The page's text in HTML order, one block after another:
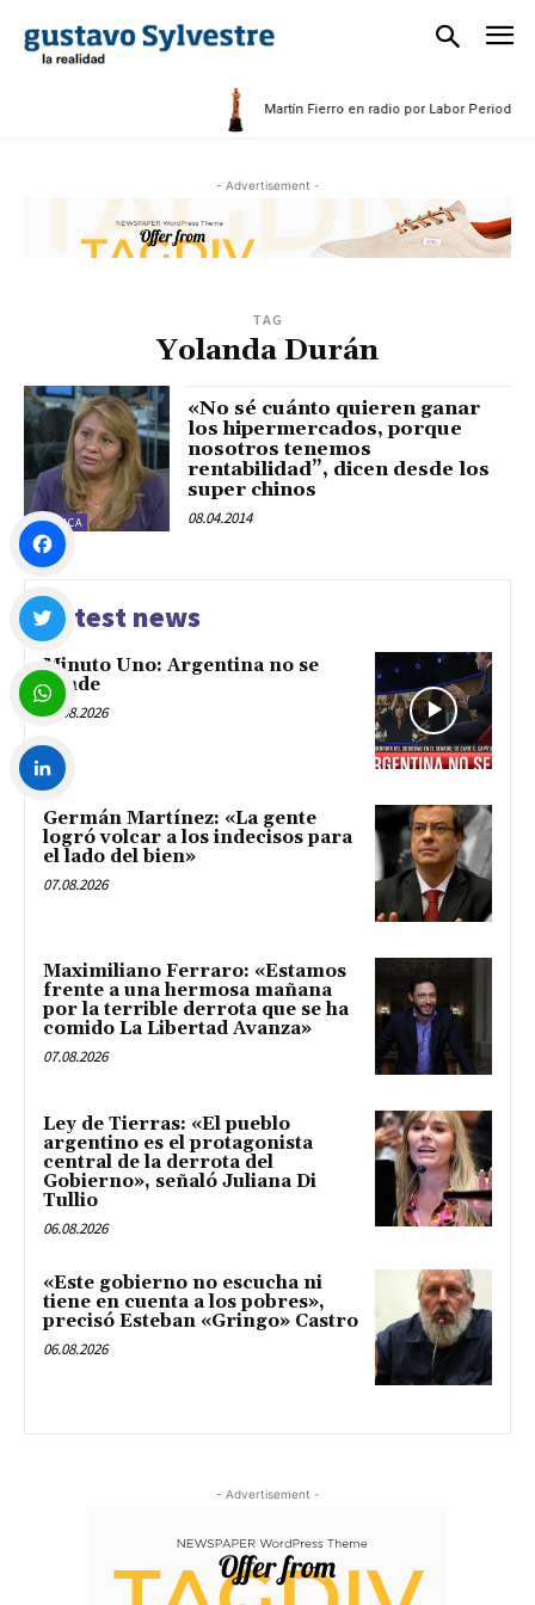
Martín Fierro en radio por Labor
- Advertisement -
TAG
Yolanda Durán
POLÍTICA
«No sé cuánto quieren ganar
los hipermercados, porque
nosotros tenemos
rentabilidad”, dicen desde los
super chinos
08.04.2014
Latest news
Minuto Uno: Argentina no se
vende
07.08.2026
Germán Martínez: «La gente
logró volcar a los indecisos para
el lado del bien»
07.08.2026
Maximiliano Ferraro: «Estamos
frente a una hermosa mañana
por la terrible derrota que se ha
comido La Libertad Avanza»
07.08.2026
Ley de Tierras: «El pueblo
argentino es el protagonista
central de la derrota del
Gobierno», señaló Juliana Di
Tullio
06.08.2026
«Este gobierno no escucha ni
tiene en cuenta a los pobres»,
precisó Esteban «Gringo» Castro
06.08.2026
- Advertisement -
Facebook
Twitter
WhatsApp
LinkedIn